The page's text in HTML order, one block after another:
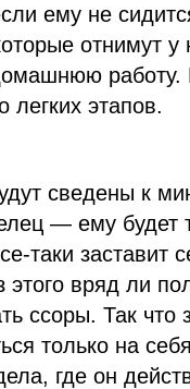
ему не
отнимут у
работу.
легких этапов.
сведены к
— ему будет
таки заставит
вряд ли
ссоры. Так что
только на
где он